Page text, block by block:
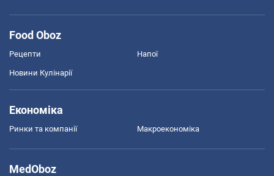
Food Oboz
Рецепти Напої
Новини Кулінарії
Економіка
Ринки та компанії Макроекономіка
MedOboz